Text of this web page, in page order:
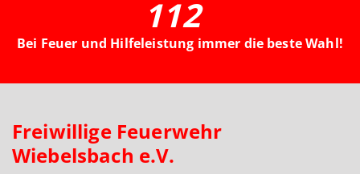
112
Bei Feuer und Hilfeleistung immer die beste Wahl!
Freiwillige Feuerwehr
Wiebelsbach e.V.